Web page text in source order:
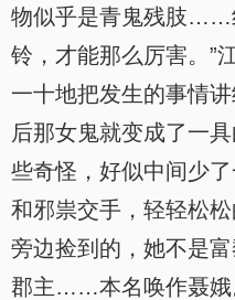
物似乎是青鬼残肢……
铃，才能那么厉害。”
一十地把发生的事情
后那女鬼就变成了一
些奇怪，好似中间少
和邪祟交手，轻轻松
旁边捡到的，她不是
郡主……本名唤作聂娥